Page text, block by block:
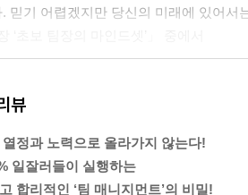
믿기 어렵겠지만 당신의 미래에 있어서
을 고집함으로써 오히려 목적에 어긋날
. 팀원들은 당신을 만족시키는 일이 불
‘팀원들의 신뢰를 얻으려면’」 중에서
뷰
정과 노력으로 올라가지 않는다!
일잘러들이 실행하는
합리적인 ‘팀 매니지먼트’의 비밀!